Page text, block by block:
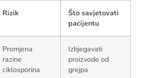
Rizik
Što savjetovati
pacijentu
Promjena
razine
ciklosporina
Izbjegavati
proizvode od
grejpa